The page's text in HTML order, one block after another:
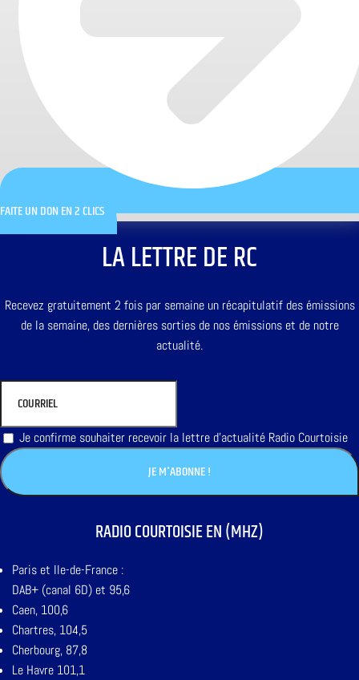
FAITE UN DON EN 2 CLICS
LA LETTRE DE RC
Recevez gratuitement 2 fois par semaine un récapitulatif des émissions
de la semaine, des dernières sorties de nos émissions et de notre
actualité.
Je confirme souhaiter recevoir la lettre d'actualité Radio Courtoisie
RADIO COURTOISIE EN (MHZ)
Paris et Ile-de-France :
DAB+ (canal 6D) et 95,6
Caen, 100,6
Chartres, 104,5
Cherbourg, 87,8
Le Havre 101,1